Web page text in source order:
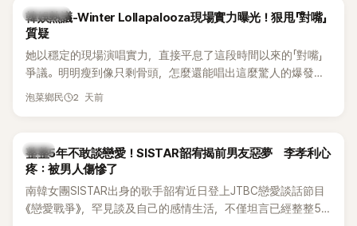
細身材下的超狂背肌與肩膀線條，反差感十足，讓不少網友看
傻直呼：「原來她身材這麼猛！」
熱議討論
韓娛熱議-Winter Lollapalooza現場實力曝光！狠甩「對嘴」
質疑
她以穩定的現場演唱實力，直接平息了這段時間以來的「對嘴」
爭議。明明瘦到像只剩骨頭，怎麼還能唱出這麼驚人的爆發力
和音量？
泡菜鄉民 2 天前
韓星
整整5年不敢談戀愛！SISTAR韶宥揭前男友惡夢 李孝利心
疼：被男人傷慘了
南韓女團SISTAR出身的歌手韶宥近日登上JTBC戀愛談話節目
《戀愛戰爭》，罕見談及自己的感情生活，不僅坦言已經整整5